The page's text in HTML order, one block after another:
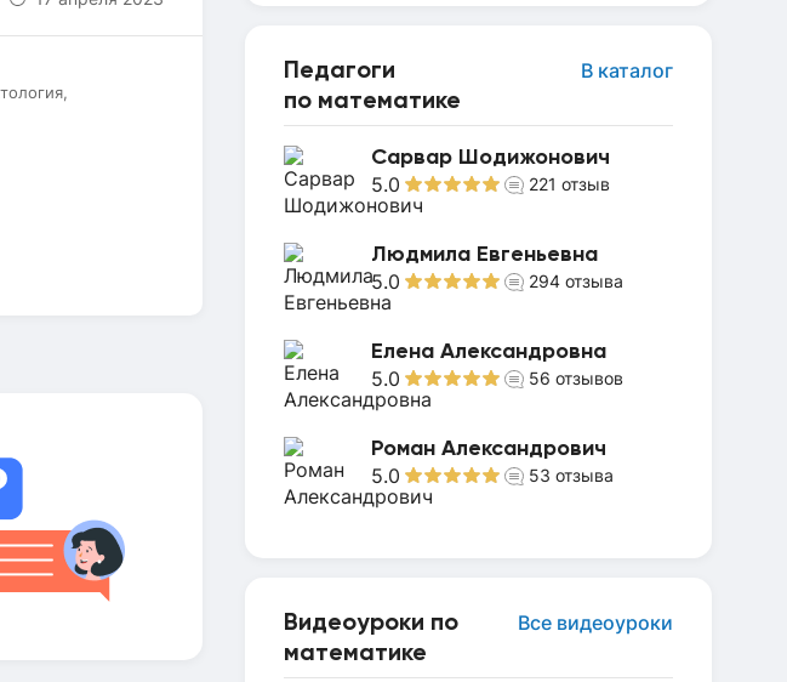
Педагоги
по математике
В каталог
Сарвар Шодижонович
5.0 221 отзыв
Людмила Евгеньевна
5.0 294 отзыва
Елена Александровна
5.0 56 отзывов
Роман Александрович
5.0 53 отзыва
Видеоуроки по
математике
Все видеоуроки